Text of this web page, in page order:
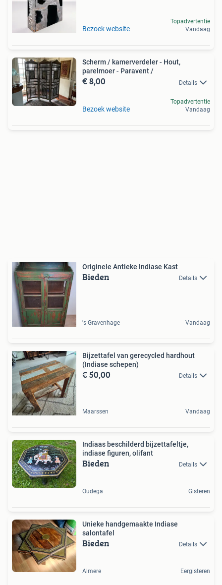
Bezoek website
Topadvertentie
Vandaag
Scherm / kamerverdeler - Hout,
parelmoer - Paravent /
€ 8,00 Details
Bezoek website
Topadvertentie
Vandaag
Originele Antieke Indiase Kast
Bieden Details
's-Gravenhage Vandaag
Bijzettafel van gerecycled hardhout
(Indiase schepen)
€ 50,00 Details
Maarssen Vandaag
Indiaas beschilderd bijzettafeltje,
indiase figuren, olifant
Bieden Details
Oudega Gisteren
Unieke handgemaakte Indiase
salontafel
Bieden Details
Almere Eergisteren